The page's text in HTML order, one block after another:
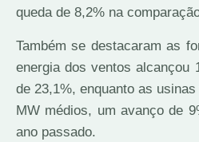
queda de 8,2% na
Também se destacaram as
energia dos ventos alcançou
de 23,1%, enquanto as
MW médios, um avanço de
ano passado.